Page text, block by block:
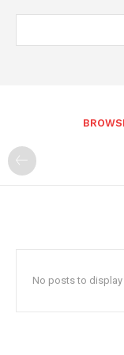
No posts to display